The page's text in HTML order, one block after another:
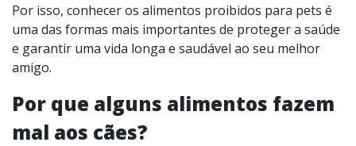
Por isso, conhecer os alimentos proibidos para pets é
uma das formas mais importantes de proteger a saúde
e garantir uma vida longa e saudável ao seu melhor
amigo.
Por que alguns alimentos fazem
mal aos cães?